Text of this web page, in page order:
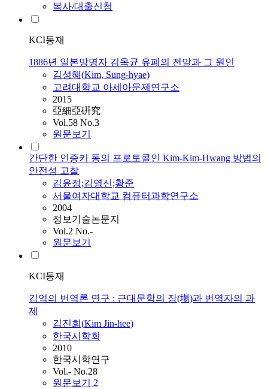
복사/대출신청
KCI등재
1886년 일본망명자 김옥균 유폐의 전말과 그 원인
김성혜(Kim, Sung-hyae)
고려대학교 아세아문제연구소
2015
亞細亞硏究
Vol.58 No.3
원문보기
간단한 인증키 동의 프로토콜인 Kim-Kim-Hwang 방법의
안전성 고찰
김윤정;김영신;황준
서울여자대학교 컴퓨터과학연구소
2004
정보기술논문지
Vol.2 No.-
원문보기
KCI등재
김억의 번역론 연구 : 근대문학의 장(場)과 번역자의 과
제
김진희(Kim Jin-hee)
한국시학회
2010
한국시학연구
Vol.- No.28
원문보기 2